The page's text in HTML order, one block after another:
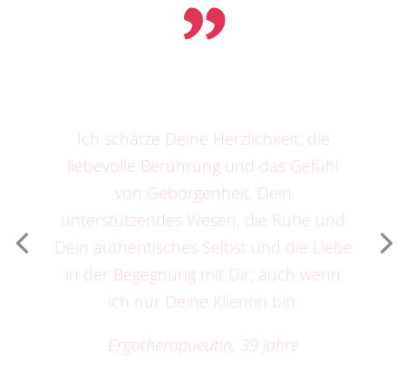
Deine einfühlsame Art hat
getan und ich war froh, wie
und offen ich mich dir
zeigen konnte. Das geht
immer so.